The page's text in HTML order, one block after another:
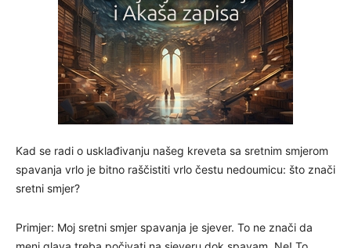
Kad se radi o usklađivanju našeg kreveta sa sretnim smjerom
spavanja vrlo je bitno raščistiti vrlo čestu nedoumicu: što znači
sretni smjer?
Primjer: Moj sretni smjer spavanja je sjever. To ne znači da